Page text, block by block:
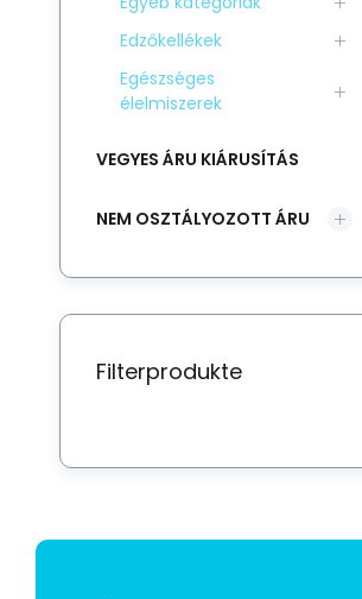
Edzőkellékek
Egészséges
élelmiszerek
VEGYES ÁRU KIÁRUSÍTÁS
NEM OSZTÁLYOZOTT ÁRU
Filterprodukte